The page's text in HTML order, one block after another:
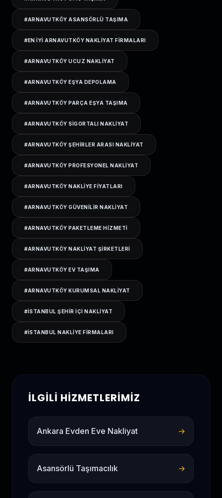
#ARNAVUTKÖY ASANSÖRLÜ TAŞIMA
#EN IYI ARNAVUTKÖY NAKLIYAT FIRMALARI
#ARNAVUTKÖY UCUZ NAKLIYAT
#ARNAVUTKÖY EŞYA DEPOLAMA
#ARNAVUTKÖY PARÇA EŞYA TAŞIMA
#ARNAVUTKÖY SIGORTALI NAKLIYAT
#ARNAVUTKÖY ŞEHIRLER ARASI NAKLIYAT
#ARNAVUTKÖY PROFESYONEL NAKLIYAT
#ARNAVUTKÖY NAKLIYE FIYATLARI
#ARNAVUTKÖY GÜVENILIR NAKLIYAT
#ARNAVUTKÖY PAKETLEME HIZMETI
#ARNAVUTKÖY NAKLIYAT ŞIRKETLERI
#ARNAVUTKÖY EV TAŞIMA
#ARNAVUTKÖY KURUMSAL NAKLIYAT
#ISTANBUL ŞEHIR IÇI NAKLIYAT
#ISTANBUL NAKLIYE FIRMALARI
İLGILI HIZMETLERIMIZ
Ankara Evden Eve Nakliyat →
Asansörlü Taşımacılık →